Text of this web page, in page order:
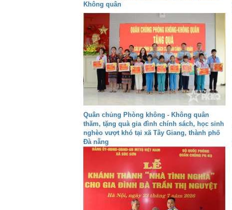
Không quân
Quân chủng Phòng không - Không quân
thăm, tặng quà gia đình chính sách, học sinh
nghèo vượt khó tại xã Tây Giang, thành phố
Đà nẵng